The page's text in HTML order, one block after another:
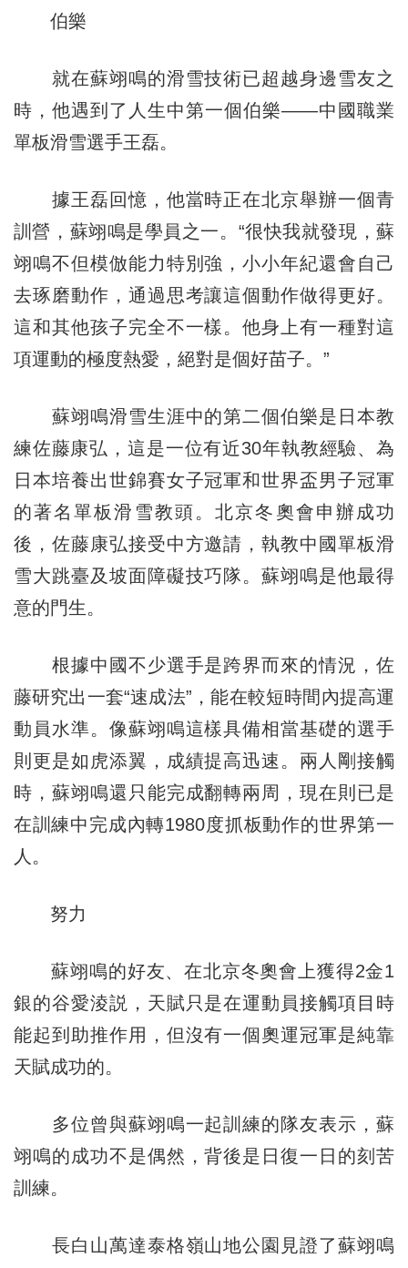
伯樂
就在蘇翊鳴的滑雪技術已超越身邊雪友之
時，他遇到了人生中第一個伯樂——中國職業
單板滑雪選手王磊。
據王磊回憶，他當時正在北京舉辦一個青
訓營，蘇翊鳴是學員之一。“很快我就發現，蘇
翊鳴不但模倣能力特別強，小小年紀還會自己
去琢磨動作，通過思考讓這個動作做得更好。
這和其他孩子完全不一樣。他身上有一種對這
項運動的極度熱愛，絕對是個好苗子。”
蘇翊鳴滑雪生涯中的第二個伯樂是日本教
練佐藤康弘，這是一位有近30年執教經驗、為
日本培養出世錦賽女子冠軍和世界盃男子冠軍
的著名單板滑雪教頭。北京冬奧會申辦成功
後，佐藤康弘接受中方邀請，執教中國單板滑
雪大跳臺及坡面障礙技巧隊。蘇翊鳴是他最得
意的門生。
根據中國不少選手是跨界而來的情況，佐
藤研究出一套“速成法”，能在較短時間內提高運
動員水準。像蘇翊鳴這樣具備相當基礎的選手
則更是如虎添翼，成績提高迅速。兩人剛接觸
時，蘇翊鳴還只能完成翻轉兩周，現在則已是
在訓練中完成內轉1980度抓板動作的世界第一
人。
努力
蘇翊鳴的好友、在北京冬奧會上獲得2金1
銀的谷愛淩説，天賦只是在運動員接觸項目時
能起到助推作用，但沒有一個奧運冠軍是純靠
天賦成功的。
多位曾與蘇翊鳴一起訓練的隊友表示，蘇
翊鳴的成功不是偶然，背後是日復一日的刻苦
訓練。
長白山萬達泰格嶺山地公園見證了蘇翊鳴